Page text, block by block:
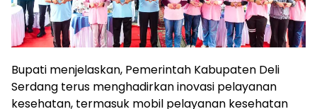
Bupati menjelaskan, Pemerintah Kabupaten Deli
Serdang terus menghadirkan inovasi pelayanan
kesehatan, termasuk mobil pelayanan kesehatan